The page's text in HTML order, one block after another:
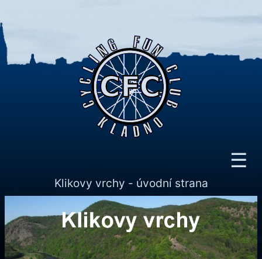
☰
Klikovy vrchy - úvodní strana